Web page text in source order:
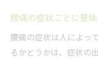
腰痛の症状ごとに整
腰痛の症状は人によっ
るかどうかは、症状の